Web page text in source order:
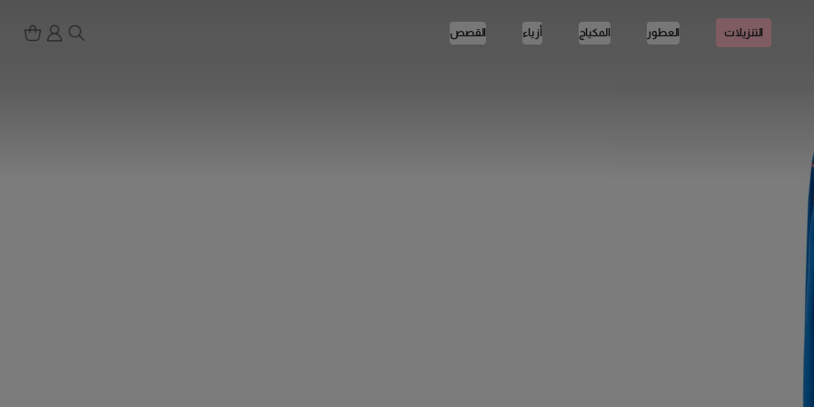
التنزيلات العطور المكياج أزياء القصص